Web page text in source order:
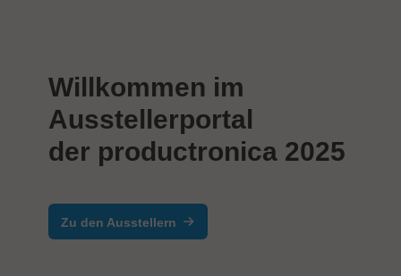
Willkommen im
Ausstellerportal
der productronica 2025
Zu den Ausstellern